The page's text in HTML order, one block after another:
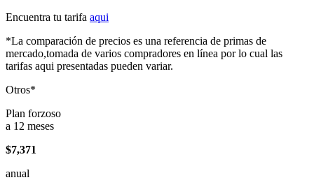
Encuentra tu tarifa aqui
*La comparación de precios es una referencia de primas de
mercado,tomada de varios compradores en línea por lo cual las
tarifas aqui presentadas pueden variar.
Otros*
Plan forzoso
a 12 meses
$7,371
anual